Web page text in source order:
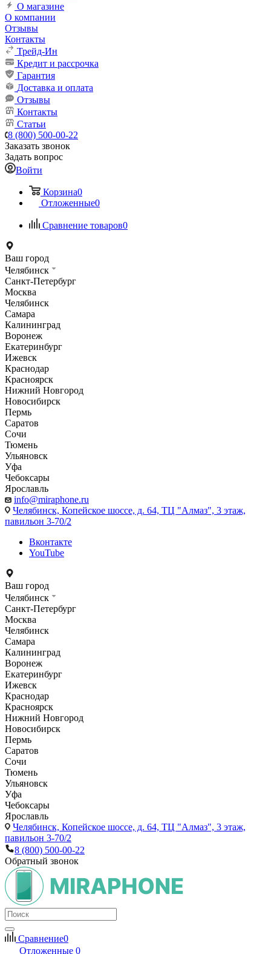
О магазине
О компании
Отзывы
Контакты
Трейд-Ин
Кредит и рассрочка
Гарантия
Доставка и оплата
Отзывы
Контакты
Статьи
8 (800) 500-00-22
Заказать звонок
Задать вопрос
Войти
Корзина0
Отложенные0
Сравнение товаров0
Ваш город
Челябинск
Санкт-Петербург
Москва
Челябинск
Самара
Калининград
Воронеж
Екатеринбург
Ижевск
Краснодар
Красноярск
Нижний Новгород
Новосибирск
Пермь
Саратов
Сочи
Тюмень
Ульяновск
Уфа
Чебоксары
Ярославль
info@miraphone.ru
Челябинск, Копейское шоссе, д. 64, ТЦ "Алмаз", 3 этаж,
павильон 3-70/2
Вконтакте
YouTube
Ваш город
Челябинск
Санкт-Петербург
Москва
Челябинск
Самара
Калининград
Воронеж
Екатеринбург
Ижевск
Краснодар
Красноярск
Нижний Новгород
Новосибирск
Пермь
Саратов
Сочи
Тюмень
Ульяновск
Уфа
Чебоксары
Ярославль
Челябинск, Копейское шоссе, д. 64, ТЦ "Алмаз", 3 этаж,
павильон 3-70/2
8 (800) 500-00-22
Обратный звонок
Сравнение0
Отложенные 0